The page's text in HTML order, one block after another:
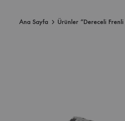
Ana Sayfa Ürünler “Dereceli